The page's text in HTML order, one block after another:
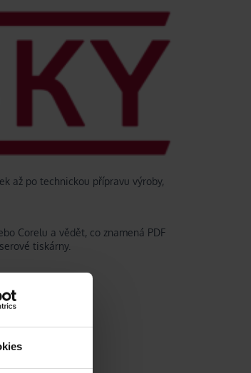
až po technickou přípravu výroby,
Corelu a vědět, co znamená PDF
tiskárny.